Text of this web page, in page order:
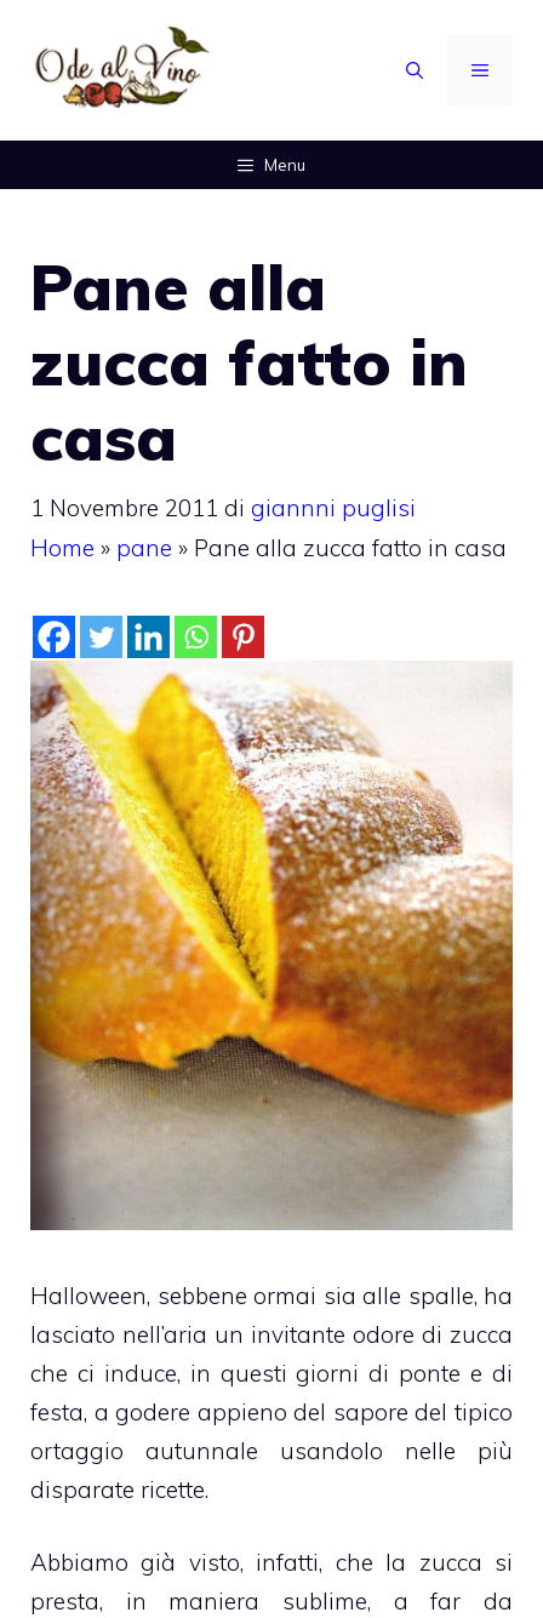
contenuto
MENU
Menu
Pane alla
zucca fatto in
casa
1 Novembre 2011 di giannni puglisi
Home » pane » Pane alla zucca fatto in casa
Halloween, sebbene ormai sia alle spalle, ha
lasciato nell’aria un invitante odore di zucca
che ci induce, in questi giorni di ponte e di
festa, a godere appieno del sapore del tipico
ortaggio autunnale usandolo nelle più
disparate ricette.
Abbiamo già visto, infatti, che la zucca si
presta, in maniera sublime, a far da